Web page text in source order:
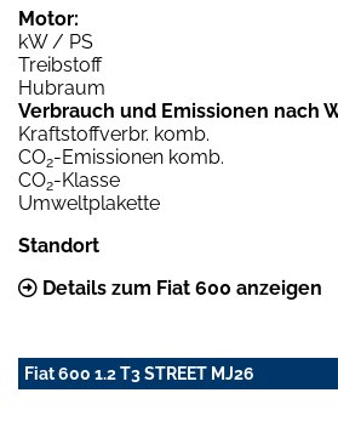
Motor:
kW / PS
Treibstoff
Hubraum
Verbrauch und Emissionen nach
Kraftstoffverbr. komb.
CO2-Emissionen komb.
CO2-Klasse
Umweltplakette
Standort
Details zum Fiat 600 anzeigen
Fiat 600 1.2 T3 STREET MJ26